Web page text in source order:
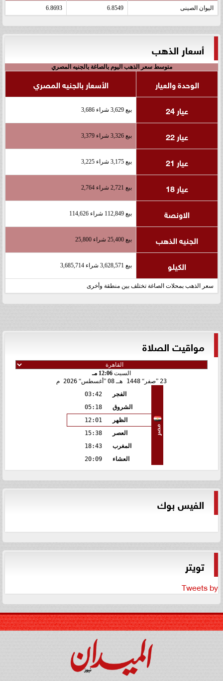
اليوان الصينى 6.8549
6.8693
أسعار الذهب
متوسط سعر الذهب اليوم بالصاغة بالجنيه المصري
الوحدة والعيار
الأسعار بالجنيه المصري
عيار 24
بيع 3,629 شراء 3,686
عيار 22 بيع 3,326 شراء 3,379
عيار 21 بيع 3,175 شراء 3,225
عيار 18 بيع 2,721 شراء 2,764
الاونصة بيع 112,849 شراء 114,626
الجنيه الذهب بيع 25,400 شراء 25,800
الكيلو بيع 3,628,571 شراء 3,685,714
سعر الذهب بمحلات الصاغة تختلف بين منطقة وأخرى
مواقيت الصلاة
السبت 12:06 مـ
23 صفر 1448 هـ 08 أغسطس 2026 م
مصر
الفجر
03:42
الشروق
05:18
الظهر
12:01
العصر
15:38
المغرب
18:43
العشاء
20:09
الفيس بوك
تويتر
Tweets by